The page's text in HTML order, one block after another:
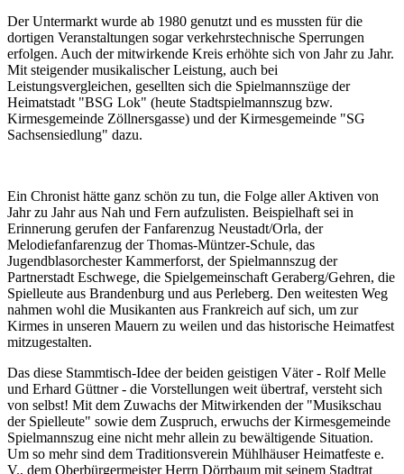
Der Untermarkt wurde ab 1980 genutzt und es mussten für die
dortigen Veranstaltungen sogar verkehrstechnische Sperrungen
erfolgen. Auch der mitwirkende Kreis erhöhte sich von Jahr zu Jahr.
Mit steigender musikalischer Leistung, auch bei
Leistungsvergleichen, gesellten sich die Spielmannszüge der
Heimatstadt "BSG Lok" (heute Stadtspielmannszug bzw.
Kirmesgemeinde Zöllnersgasse) und der Kirmesgemeinde "SG
Sachsensiedlung" dazu.
Ein Chronist hätte ganz schön zu tun, die Folge aller Aktiven von
Jahr zu Jahr aus Nah und Fern aufzulisten. Beispielhaft sei in
Erinnerung gerufen der Fanfarenzug Neustadt/Orla, der
Melodiefanfarenzug der Thomas-Müntzer-Schule, das
Jugendblasorchester Kammerforst, der Spielmannszug der
Partnerstadt Eschwege, die Spielgemeinschaft Geraberg/Gehren, die
Spielleute aus Brandenburg und aus Perleberg. Den weitesten Weg
nahmen wohl die Musikanten aus Frankreich auf sich, um zur
Kirmes in unseren Mauern zu weilen und das historische Heimatfest
mitzugestalten.
Das diese Stammtisch-Idee der beiden geistigen Väter - Rolf Melle
und Erhard Güttner - die Vorstellungen weit übertraf, versteht sich
von selbst! Mit dem Zuwachs der Mitwirkenden der "Musikschau
der Spielleute" sowie dem Zuspruch, erwuchs der Kirmesgemeinde
Spielmannszug eine nicht mehr allein zu bewältigende Situation.
Um so mehr sind dem Traditionsverein Mühlhäuser Heimatfeste e.
V., dem Oberbürgermeister Herrn Dörrbaum mit seinem Stadtrat